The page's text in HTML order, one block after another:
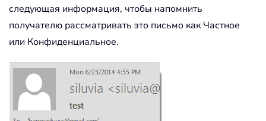
следующая информация, чтобы напомнить
получателю рассматривать это письмо как Частное
или Конфиденциальное.